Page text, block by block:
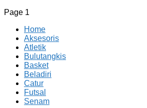
Page 1
Home
Aksesoris
Atletik
Bulutangkis
Basket
Beladiri
Catur
Futsal
Senam